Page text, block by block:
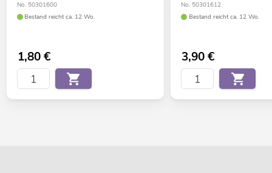
No. 50301600
Bestand reicht ca. 12 Wo.
1,80€
No. 50301612
Bestand reicht ca. 12 Wo.
3,90€